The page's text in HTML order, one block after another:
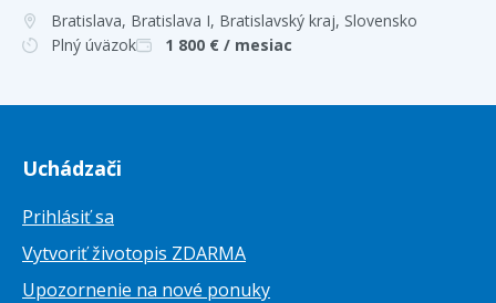
Bratislava, Bratislava I, Bratislavský kraj, Slovensko
Plný úväzok
1 800 € / mesiac
Uchádzači
Prihlásiť sa
Vytvoriť životopis ZDARMA
Upozornenie na nové ponuky